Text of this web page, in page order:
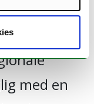
helse er
av
med en